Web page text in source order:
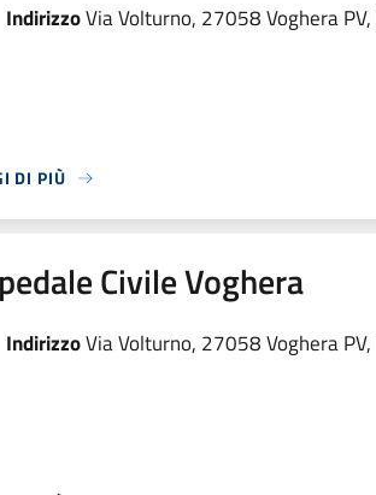
IndirizzoVia Volturno, 27058 Voghera
DI PIÙ
Civile Voghera
IndirizzoVia Volturno, 27058 Voghera